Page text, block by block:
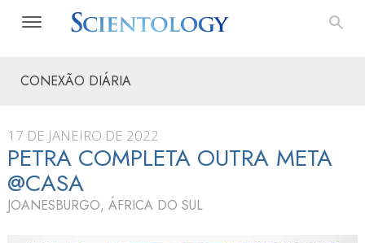
CONEXÃO DIÁRIA
17 DE JANEIRO DE 2022
PETRA COMPLETA OUTRA META
@CASA
JOANESBURGO, ÁFRICA DO SUL